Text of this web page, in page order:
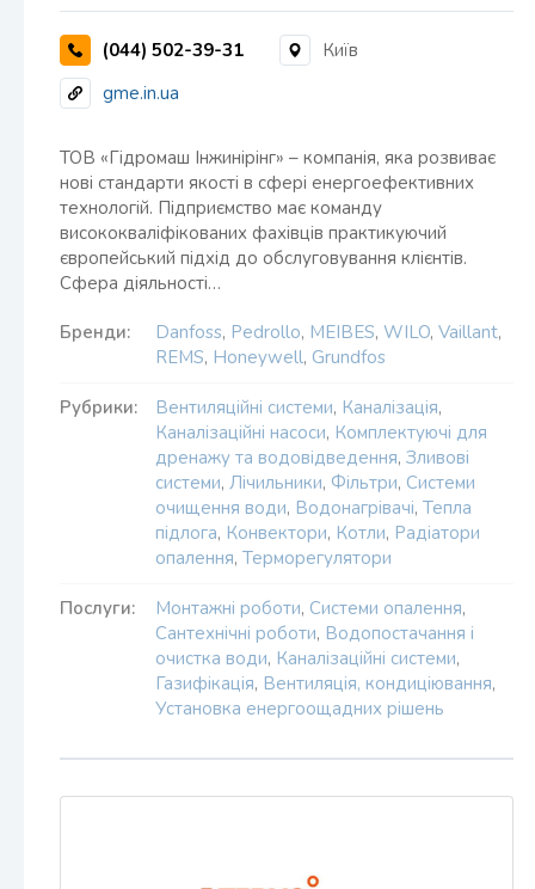
(044) 502-39-31
Київ
gme.in.ua
ТОВ «Гідромаш Інжинірінг» – компанія, яка розвиває
нові стандарти якості в сфері енергоефективних
технологій. Підприємство має команду
висококваліфікованих фахівців практикуючий
європейський підхід до обслуговування клієнтів.
Сфера діяльності…
Бренди: Danfoss, Pedrollo, MEIBES, WILO, Vaillant,
REMS, Honeywell, Grundfos
Рубрики: Вентиляційні системи, Каналізація,
Каналізаційні насоси, Комплектуючі для
дренажу та водовідведення, Зливові
системи, Лічильники, Фільтри, Системи
очищення води, Водонагрівачі, Тепла
підлога, Конвектори, Котли, Радіатори
опалення, Терморегулятори
Послуги: Монтажні роботи, Системи опалення,
Сантехнічні роботи, Водопостачання і
очистка води, Каналізаційні системи,
Газифікація, Вентиляція, кондиціювання,
Установка енергоощадних рішень